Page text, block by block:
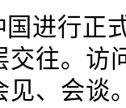
进行正
交往。访
见、会谈